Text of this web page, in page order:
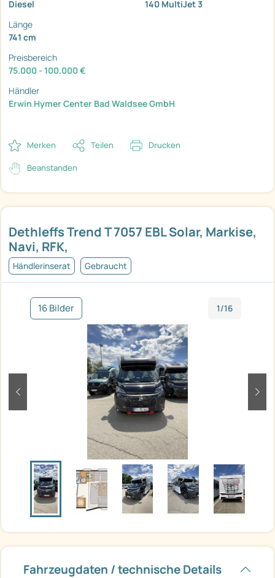
Dethleffs Trend T 7057 EBL Solar, Markise,
Navi, RFK,
Händlerinserat Gebraucht
16 Bilder 1/16
zurück
Fahrzeugdaten / technische Details
Diesel
140 MultiJet 3
Länge
741 cm
Preisbereich
75.000 - 100.000 €
Händler
Erwin Hymer Center Bad Waldsee GmbH
Merken Teilen Drucken
Beanstanden